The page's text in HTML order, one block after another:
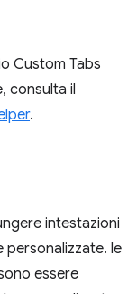
Custom Tabs
consulta il
.
intestazioni
personalizzate. le
essere